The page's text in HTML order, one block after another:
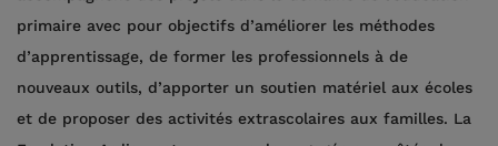
primaire avec pour objectifs d’améliorer les méthodes
d’apprentissage, de former les professionnels à de
nouveaux outils, d’apporter un soutien matériel aux écoles
et de proposer des activités extrascolaires aux familles. La